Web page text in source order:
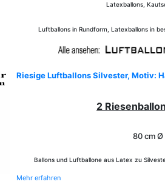
Latexballons,
Luftballons in Rundform, Latexballons in
Riesige Luftballons Silvester, Motiv:
2
80 cm Ø
Ballons und Luftballone aus Latex zu
Mehr erfahren